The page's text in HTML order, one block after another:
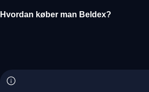
Hvordan køber man Beldex?